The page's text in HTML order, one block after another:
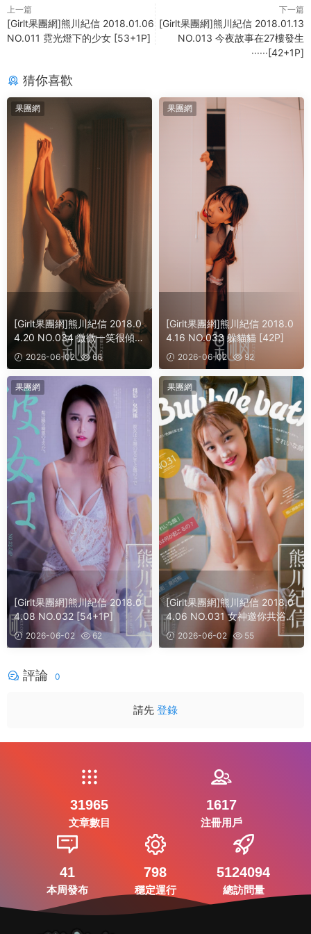
上一篇
[Girlt果團網]熊川紀信 2018.01.06
NO.011 霓光燈下的少女 [53+1P]
下一篇
[Girlt果團網]熊川紀信 2018.01.13
NO.013 今夜故事在27樓發生
······[42+1P]
猜你喜歡
果團網
[Girlt果團網]熊川紀信 2018.0
4.20 NO.034 微微一笑很傾
城！[41P]
2026-06-02 66
果團網
[Girlt果團網]熊川紀信 2018.0
4.16 NO.033 躲貓貓 [42P]
2026-06-02 92
果團網
[Girlt果團網]熊川紀信 2018.0
4.08 NO.032 [54+1P]
2026-06-02 62
果團網
[Girlt果團網]熊川紀信 2018.0
4.06 NO.031 女神邀你共浴，
你可願意! [48+1P]
2026-06-02 55
評論 0
請先 登錄
31965
文章數目
1617
注冊用戶
41
本周發布
798
穩定運行
5124094
總訪問量